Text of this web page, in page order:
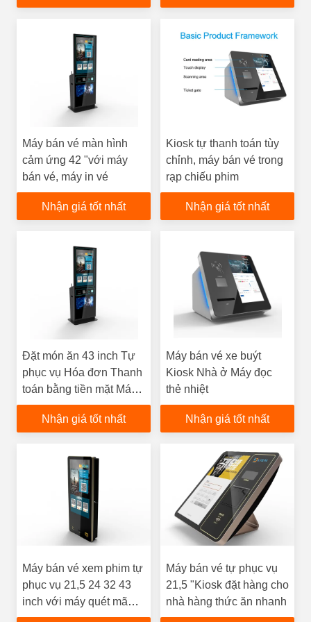
Máy bán vé màn hình
cảm ứng 42 "với máy
bán vé, máy in vé
Nhận giá tốt nhất
Kiosk tự thanh toán tùy
chỉnh, máy bán vé trong
rạp chiếu phim
Nhận giá tốt nhất
Đặt món ăn 43 inch Tự
phục vụ Hóa đơn Thanh
toán bằng tiền mặt Máy
bán vé máy bán hàng tự
độngNhận giá tốt nhất
Máy bán vé xe buýt
Kiosk Nhà ở Máy đọc
thẻ nhiệt
Nhận giá tốt nhất
Máy bán vé xem phim tự
phục vụ 21,5 24 32 43
inch với máy quét mã
vạch
Máy bán vé tự phục vụ
21,5 "Kiosk đặt hàng cho
nhà hàng thức ăn nhanh